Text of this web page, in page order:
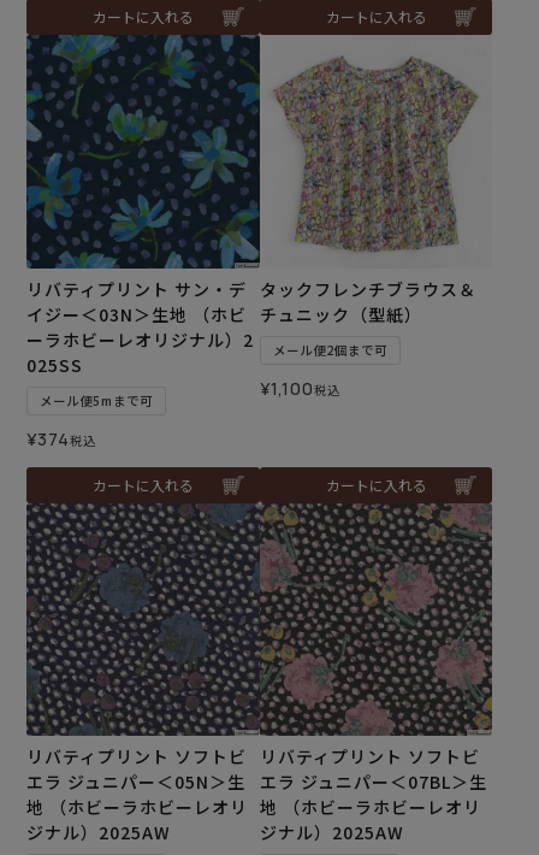
カートに入れる カートに入れる
リバティプリント サン・デ
イジー＜03N＞生地 （ホビ
ーラホビーレオリジナル）2
025SS
メール便5mまで可
¥374税込
カートに入れる
タックフレンチブラウス＆
チュニック（型紙）
メール便2個まで可
¥1,100税込
カートに入れる
リバティプリント ソフトビ
エラ ジュニパー＜05N＞生
地 （ホビーラホビーレオリ
ジナル）2025AW
リバティプリント ソフトビ
エラ ジュニパー＜07BL＞生
地 （ホビーラホビーレオリ
ジナル）2025AW